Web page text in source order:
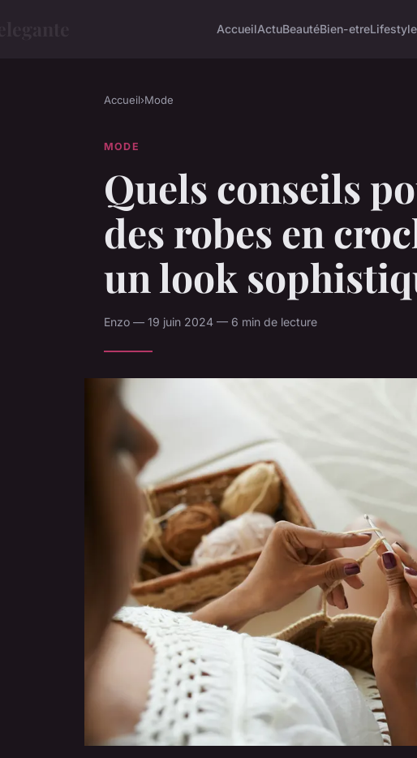
AccueilActuBeautéBien-etreLifestyle
Accueil›Mode
MODE
Quels conseils
des robes en
un look
Enzo — 19 juin 2024 — 6 min de lecture